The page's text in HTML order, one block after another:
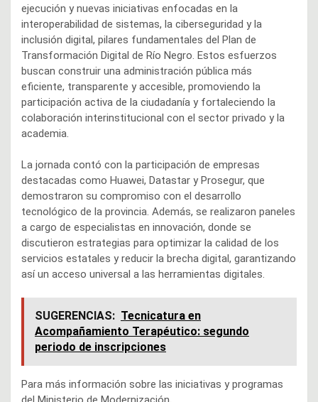
ejecución y nuevas iniciativas enfocadas en la
interoperabilidad de sistemas, la ciberseguridad y la
inclusión digital, pilares fundamentales del Plan de
Transformación Digital de Río Negro. Estos esfuerzos
buscan construir una administración pública más
eficiente, transparente y accesible, promoviendo la
participación activa de la ciudadanía y fortaleciendo la
colaboración interinstitucional con el sector privado y la
academia.
La jornada contó con la participación de empresas
destacadas como Huawei, Datastar y Prosegur, que
demostraron su compromiso con el desarrollo
tecnológico de la provincia. Además, se realizaron paneles
a cargo de especialistas en innovación, donde se
discutieron estrategias para optimizar la calidad de los
servicios estatales y reducir la brecha digital, garantizando
así un acceso universal a las herramientas digitales.
SUGERENCIAS: Tecnicatura en
Acompañamiento Terapéutico: segundo
periodo de inscripciones
Para más información sobre las iniciativas y programas